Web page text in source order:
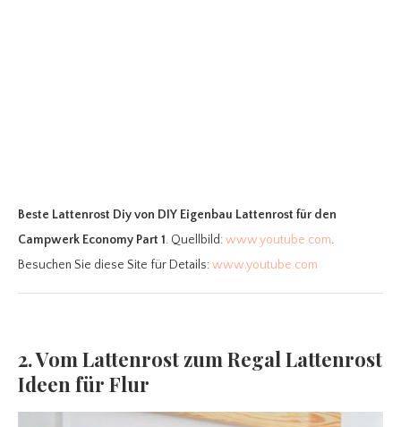
Beste Lattenrost Diyvon DIY Eigenbau Lattenrost für den
Campwerk Economy Part 1. Quellbild:www.youtube.com.
Besuchen Sie diese Site für Details:www.youtube.com
2. Vom Lattenrost zum Regal Lattenrost
Ideen für Flur